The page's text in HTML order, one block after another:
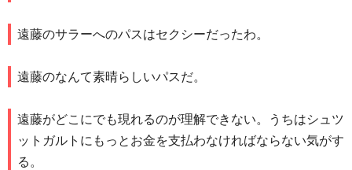
遠藤のサラーへのパスはセクシーだったわ。
遠藤のなんて素晴らしいパスだ。
遠藤がどこにでも現れるのが理解できない。うちはシュツ
ットガルトにもっとお金を支払わなければならない気がす
る。